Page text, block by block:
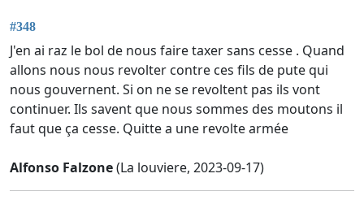
#348
J'en ai raz le bol de nous faire taxer sans cesse . Quand
allons nous nous revolter contre ces fils de pute qui
nous gouvernent. Si on ne se revoltent pas ils vont
continuer. Ils savent que nous sommes des moutons il
faut que ça cesse. Quitte a une revolte armée
Alfonso Falzone(La louviere, 2023-09-17)